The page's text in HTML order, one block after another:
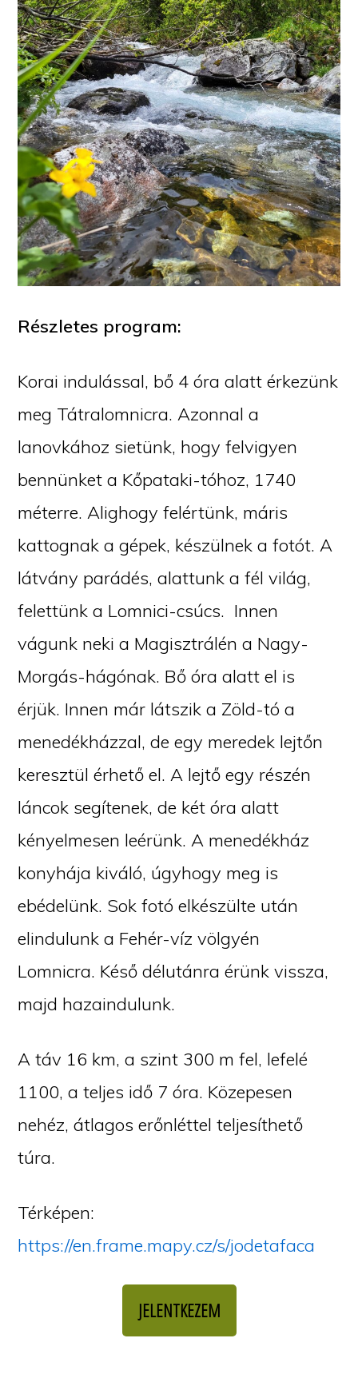
Részletes program:
Korai indulással, bő 4 óra alatt érkezünk
meg Tátralomnicra. Azonnal a
lanovkához sietünk, hogy felvigyen
bennünket a Kőpataki-tóhoz, 1740
méterre. Alighogy felértünk, máris
kattognak a gépek, készülnek a fotót. A
látvány parádés, alattunk a fél világ,
felettünk a Lomnici-csúcs. Innen
vágunk neki a Magisztrálén a Nagy-
Morgás-hágónak. Bő óra alatt el is
érjük. Innen már látszik a Zöld-tó a
menedékházzal, de egy meredek lejtőn
keresztül érhető el. A lejtő egy részén
láncok segítenek, de két óra alatt
kényelmesen leérünk. A menedékház
konyhája kiváló, úgyhogy meg is
ebédelünk. Sok fotó elkészülte után
elindulunk a Fehér-víz völgyén
Lomnicra. Késő délutánra érünk vissza,
majd hazaindulunk.
A táv 16 km, a szint 300 m fel, lefelé
1100, a teljes idő 7 óra. Közepesen
nehéz, átlagos erőnléttel teljesíthető
túra.
Térképen:
https://en.frame.mapy.cz/s/jodetafaca
JELENTKEZEM